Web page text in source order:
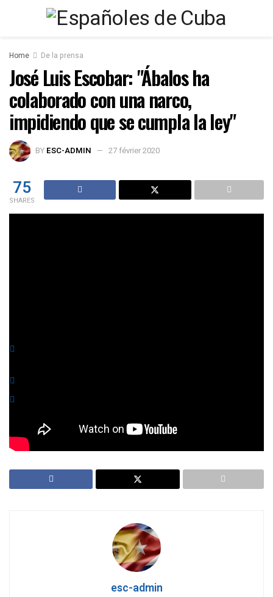
Home De la prensa
José Luis Escobar: "Ábalos ha
colaborado con una narco,
impidiendo que se cumpla la ley"
BY ESC-ADMIN 27 février 2020
75
SHARES
Pasen y vean:
esc-admin